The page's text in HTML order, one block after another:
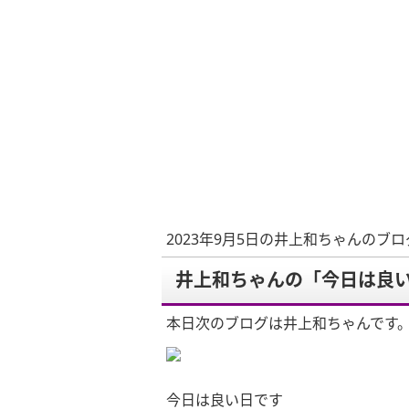
2023年9月5日の井上和ちゃんのブロ
井上和ちゃんの「今日は良
本日次のブログは井上和ちゃんです。
今日は良い日です